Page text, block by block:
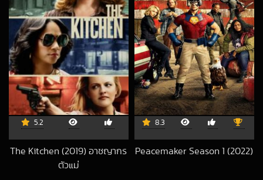
5.2
The Kitchen (2019) อาชญากร
ตัวแม่
8.3
Peacemaker Season 1 (2022)